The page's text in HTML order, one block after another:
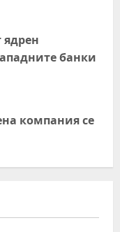
ядрен
банки
компания се